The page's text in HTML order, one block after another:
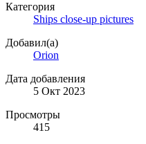
Категория
Ships close-up pictures
Добавил(а)
Orion
Дата добавления
5 Окт 2023
Просмотры
415